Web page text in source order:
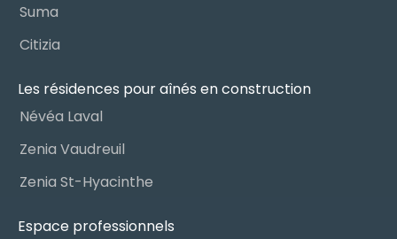
Suma
Citizia
Les résidences pour aînés en construction
Névéa Laval
Zenia Vaudreuil
Zenia St-Hyacinthe
Espace professionnels